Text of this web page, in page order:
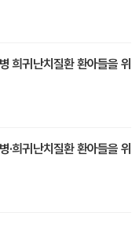
희귀난치질환 환아들을 위
·희귀난치질환 환아들을 위